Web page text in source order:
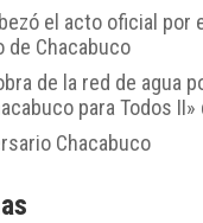
el acto oficial por
de Chacabuco
de la red de agua
para Todos II»
Chacabuco